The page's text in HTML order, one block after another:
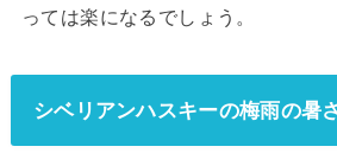
っては楽になるでしょう。
シベリアンハスキーの梅雨の暑